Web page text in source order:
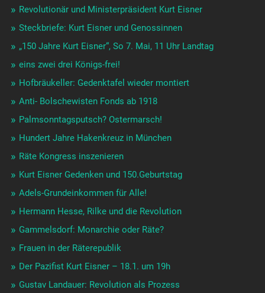
Revolutionär und Ministerpräsident Kurt Eisner
Steckbriefe: Kurt Eisner und Genossinnen
„150 Jahre Kurt Eisner“, So 7. Mai, 11 Uhr Landtag
eins zwei drei Königs-frei!
Hofbräukeller: Gedenktafel wieder montiert
Anti- Bolschewisten Fonds ab 1918
Palmsonntagsputsch? Ostermarsch!
Hundert Jahre Hakenkreuz in München
Räte Kongress inszenieren
Kurt Eisner Gedenken und 150.Geburtstag
Adels-Grundeinkommen für Alle!
Hermann Hesse, Rilke und die Revolution
Gammelsdorf: Monarchie oder Räte?
Frauen in der Räterepublik
Der Pazifist Kurt Eisner – 18.1. um 19h
Gustav Landauer: Revolution als Prozess